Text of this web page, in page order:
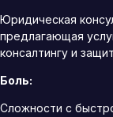
Юридическая
предлагающая
консалтингу и
Боль:
Сложности с